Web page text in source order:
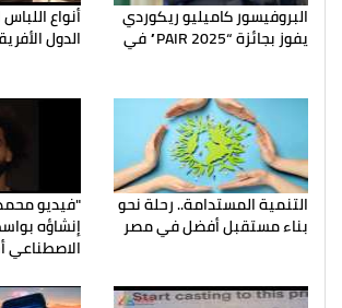
البروفيسور كاميليو ريكوردي
يفوز بجائزة “PAIR 2025” في
أنواع
الدول
التنمية المستدامة.. رحلة نحو
بناء مستقبل أفضل في مصر
"فيديو
إنشاؤه
الاصطناعي